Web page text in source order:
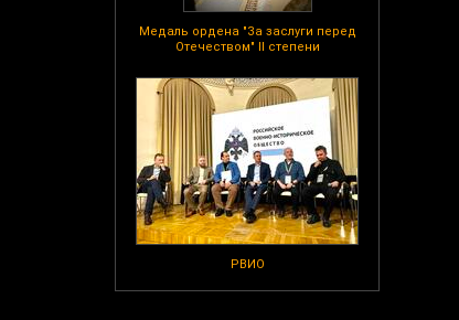
Медаль ордена "За заслуги перед
Отечеством" II степени
РВИО